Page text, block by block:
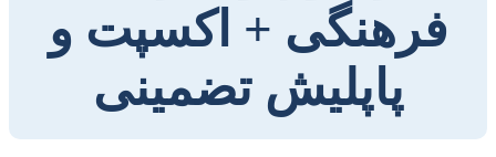
فرهنگی + اکسپت و
پاپلیش تضمینی